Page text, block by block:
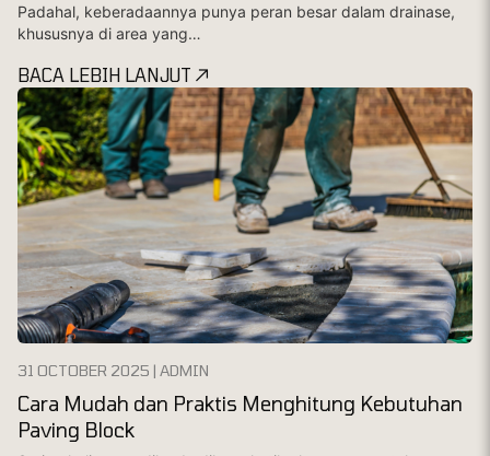
Padahal, keberadaannya punya peran besar dalam drainase,
khususnya di area yang…
BACA LEBIH LANJUT
31 OCTOBER 2025 | ADMIN
Cara Mudah dan Praktis Menghitung Kebutuhan
Paving Block